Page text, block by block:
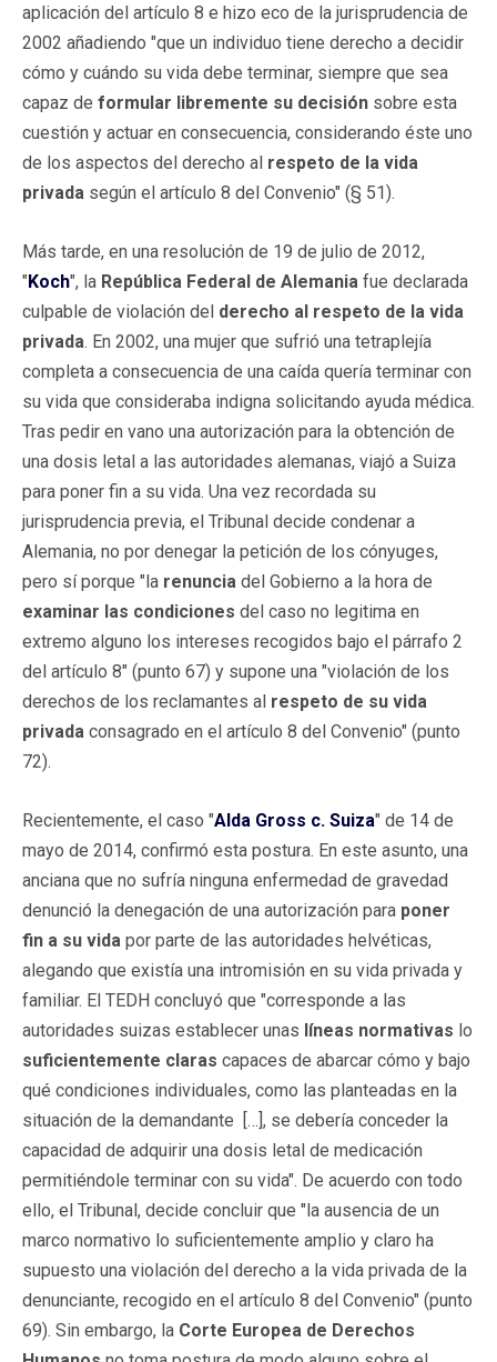
aplicación del artículo 8 e hizo eco de la jurisprudencia de
2002 añadiendo "que un individuo tiene derecho a decidir
cómo y cuándo su vida debe terminar, siempre que sea
capaz de formular libremente su decisión sobre esta
cuestión y actuar en consecuencia, considerando éste uno
de los aspectos del derecho al respeto de la vida
privada según el artículo 8 del Convenio" (§ 51).
Más tarde, en una resolución de 19 de julio de 2012,
"Koch", la República Federal de Alemania fue declarada
culpable de violación del derecho al respeto de la vida
privada. En 2002, una mujer que sufrió una tetraplejía
completa a consecuencia de una caída quería terminar con
su vida que consideraba indigna solicitando ayuda médica.
Tras pedir en vano una autorización para la obtención de
una dosis letal a las autoridades alemanas, viajó a Suiza
para poner fin a su vida. Una vez recordada su
jurisprudencia previa, el Tribunal decide condenar a
Alemania, no por denegar la petición de los cónyuges,
pero sí porque "la renuncia del Gobierno a la hora de
examinar las condiciones del caso no legitima en
extremo alguno los intereses recogidos bajo el párrafo 2
del artículo 8" (punto 67) y supone una "violación de los
derechos de los reclamantes al respeto de su vida
privada consagrado en el artículo 8 del Convenio" (punto
72).
Recientemente, el caso "Alda Gross c. Suiza" de 14 de
mayo de 2014, confirmó esta postura. En este asunto, una
anciana que no sufría ninguna enfermedad de gravedad
denunció la denegación de una autorización para poner
fin a su vida por parte de las autoridades helvéticas,
alegando que existía una intromisión en su vida privada y
familiar. El TEDH concluyó que "corresponde a las
autoridades suizas establecer unas líneas normativas lo
suficientemente claras capaces de abarcar cómo y bajo
qué condiciones individuales, como las planteadas en la
situación de la demandante […], se debería conceder la
capacidad de adquirir una dosis letal de medicación
permitiéndole terminar con su vida". De acuerdo con todo
ello, el Tribunal, decide concluir que "la ausencia de un
marco normativo lo suficientemente amplio y claro ha
supuesto una violación del derecho a la vida privada de la
denunciante, recogido en el artículo 8 del Convenio" (punto
69). Sin embargo, la Corte Europea de Derechos